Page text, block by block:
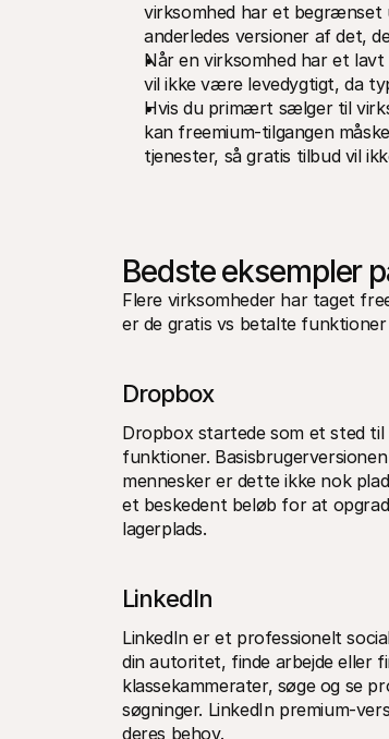
virksomhed har et begrænset
anderledes versioner af det,
Når en virksomhed har et
vil ikke være levedygtigt, da
Hvis du primært sælger til
kan freemium-tilgangen
tjenester, så gratis tilbud vil
Bedste eksempler
Flere virksomheder har taget
er de gratis vs betalte
Dropbox
Dropbox startede som et sted
funktioner.
mennesker er dette ikke nok
et beskedent beløb for at
lagerplads.
LinkedIn
LinkedIn er et professionelt
din autoritet, finde arbejde eller
klassekammerater, søge og se
søgninger. LinkedIn premium-
deres behov.